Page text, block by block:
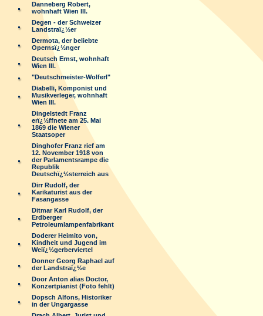
Danneberg Robert,
wohnhaft Wien III.
Degen - der Schweizer
Landstraï¿½er
Dermota, der beliebte
Opernsï¿½nger
Deutsch Ernst, wohnhaft
Wien III.
"Deutschmeister-Wolferl"
Diabelli, Komponist und
Musikverleger, wohnhaft
Wien III.
Dingelstedt Franz
erï¿½ffnete am 25. Mai
1869 die Wiener
Staatsoper
Dinghofer Franz rief am
12. November 1918 von
der Parlamentsrampe die
Republik
Deutschï¿½sterreich aus
Dirr Rudolf, der
Karikaturist aus der
Fasangasse
Ditmar Karl Rudolf, der
Erdberger
Petroleumlampenfabrikant
Doderer Heimito von,
Kindheit und Jugend im
Weiï¿½gerberviertel
Donner Georg Raphael auf
der Landstraï¿½e
Door Anton alias Doctor,
Konzertpianist (Foto fehlt)
Dopsch Alfons, Historiker
in der Ungargasse